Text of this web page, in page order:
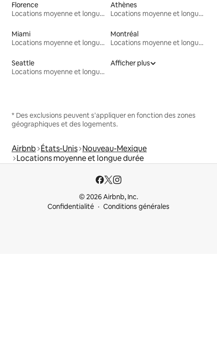
Florence
Locations moyenne et longue durée
Athènes
Locations moyenne et longue durée
Miami
Locations moyenne et longue durée
Montréal
Locations moyenne et longue durée
Seattle
Locations moyenne et longue durée
Afficher plus
* Des exclusions peuvent s'appliquer en fonction des zones
géographiques et des logements.
Airbnb États-Unis Nouveau-Mexique
Locations moyenne et longue durée
© 2026 Airbnb, Inc.
Confidentialité
Conditions générales